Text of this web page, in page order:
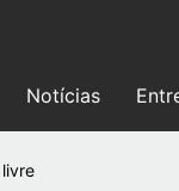
Notícias